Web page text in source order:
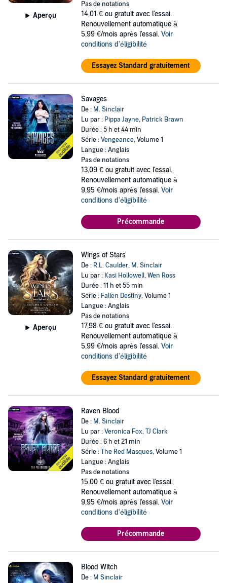
Aperçu
Pas de notations
14,01 € ou gratuit avec l'essai.
Renouvellement automatique à
5,99 €/mois après l'essai. Voir
conditions d'éligibilité
Essayez Standard gratuitement
Savages
De : M. Sinclair
Lu par : Pippa Jayne, Patrick Brawn
Durée : 5 h et 44 min
Série :Vengeance, Volume 1
Langue : Anglais
Pas de notations
13,09 € ou gratuit avec l'essai.
Renouvellement automatique à
9,95 €/mois après l'essai. Voir
conditions d'éligibilité
Précommande
Aperçu
Wings of Stars
De : R.L. Caulder, M. Sinclair
Lu par : Kasi Hollowell,Wen Ross
Durée : 11 h et 55 min
Série : Fallen Destiny, Volume 1
Langue : Anglais
Pas de notations
17,98 € ou gratuit avec l'essai.
Renouvellement automatique à
5,99 €/mois après l'essai. Voir
conditions d'éligibilité
Essayez Standard gratuitement
Raven Blood
De : M. Sinclair
Lu par :Veronica Fox,TJ Clark
Durée : 6 h et 21 min
Série :The Red Masques, Volume 1
Langue : Anglais
Pas de notations
15,00 € ou gratuit avec l'essai.
Renouvellement automatique à
9,95 €/mois après l'essai. Voir
conditions d'éligibilité
Précommande
Blood Witch
De : M Sinclair